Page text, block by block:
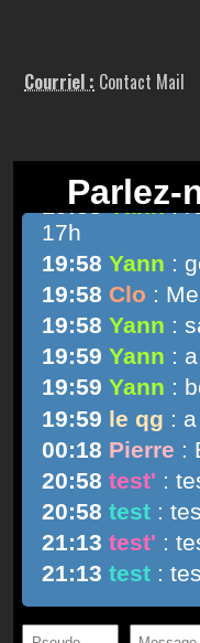
Courriel : Contact Mail